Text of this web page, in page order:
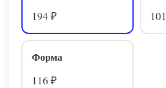
194 ₽
101
Форма
116 ₽